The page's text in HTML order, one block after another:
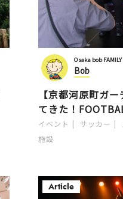
Osaka bob FAMILY
Bob
【京都河原町ガ
てきた！
イベント サッカー
施設
Article